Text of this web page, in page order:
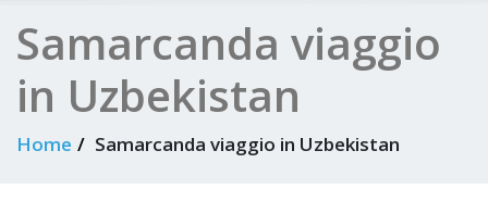
Samarcanda viaggio
in Uzbekistan
Home Samarcanda viaggio in Uzbekistan